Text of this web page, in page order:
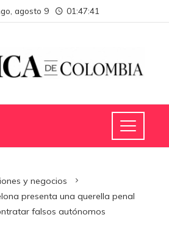
agosto 9 01:47:42
y negocios
presenta una querella penal
falsos autónomos